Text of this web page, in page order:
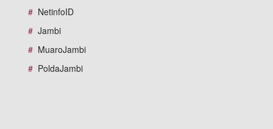
NetinfoID
Jambi
MuaroJambi
PoldaJambi